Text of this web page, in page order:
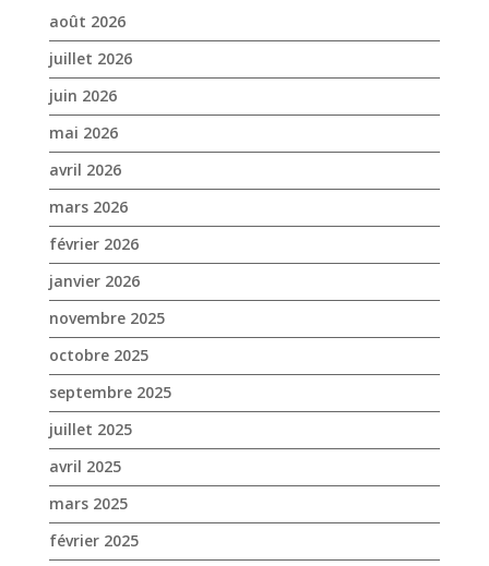
août 2026
juillet 2026
juin 2026
mai 2026
avril 2026
mars 2026
février 2026
janvier 2026
novembre 2025
octobre 2025
septembre 2025
juillet 2025
avril 2025
mars 2025
février 2025